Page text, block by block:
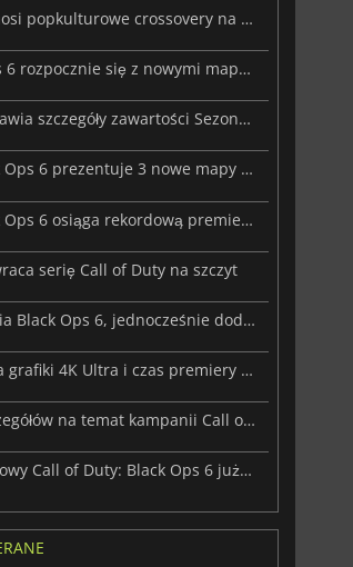
zł 32.00
Black Ops 6 przenosi popkulturowe crossovery na wyższy poziom
Sezon 2 Black Ops 6 rozpocznie się z nowymi mapami
Activision przedstawia szczegóły zawartości Sezonu 1 w Call of Duty: Black Ops 6
Call of Duty: Black Ops 6 prezentuje 3 nowe mapy dla wielu graczy
Call of Duty: Black Ops 6 osiąga rekordową premierę w historii Call of Duty
serię Call of Duty na szczyt
Activision naprawia Black Ops 6, jednocześnie dodając zawartość
Wymagania PC dla grafiki 4K Ultra i czas premiery Call of Duty: Black Ops 6 zostały ogłoszone
Poznaj więcej szczegółów na temat kampanii Call of Duty: Black Ops 6
Zwiastun premierowy Call of Duty: Black Ops 6 już jest!